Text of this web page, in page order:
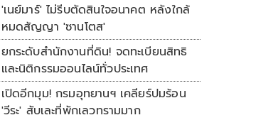
'เนย์มาร์' ไม่รีบตัดสินใจอนาคต หลังใกล้
หมดสัญญา 'ซานโตส'
ยกระดับสำนักงานที่ดิน! จดทะเบียนสิทธิ
และนิติกรรมออนไลน์ทั่วประเทศ
เปิดอีกมุม! กรมอุทยานฯ เคลียร์ปมร้อน
'วีระ' สับเละที่พักเลวทรามมาก